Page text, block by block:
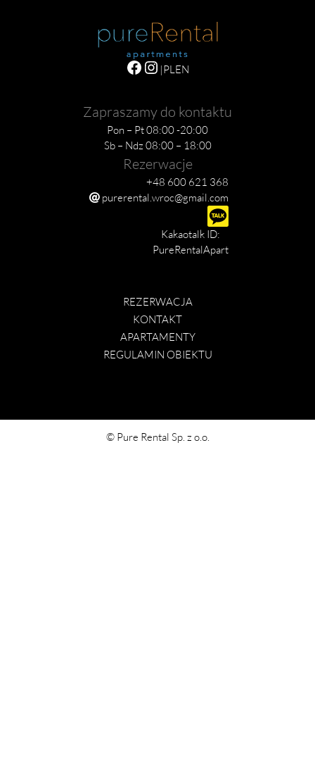
|PL EN
Zapraszamy do kontaktu
Pon – Pt 08:00 -20:00
Sb – Ndz 08:00 – 18:00
Rezerwacje
+48 600 621 368
purerental.wroc@gmail.com
Kakaotalk ID:
PureRentalApart
REZERWACJA
KONTAKT
APARTAMENTY
REGULAMIN OBIEKTU
© Pure Rental Sp. z o.o.